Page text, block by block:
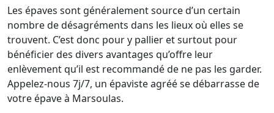
Les épaves sont généralement source d’un certain
nombre de désagréments dans les lieux où elles se
trouvent. C’est donc pour y pallier et surtout pour
bénéficier des divers avantages qu’offre leur
enlèvement qu’il est recommandé de ne pas les garder.
Appelez-nous 7j/7, un épaviste agréé se débarrasse de
votre épave à Marsoulas.